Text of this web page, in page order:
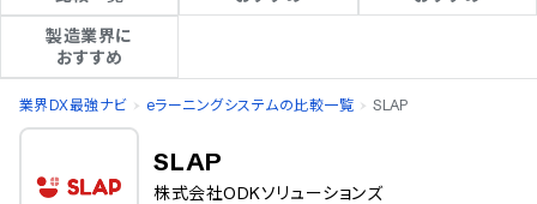
製造業界に
おすすめ
業界DX最強ナビ eラーニングシステムの比較一覧 SLAP
SLAP
株式会社ODKソリューションズ